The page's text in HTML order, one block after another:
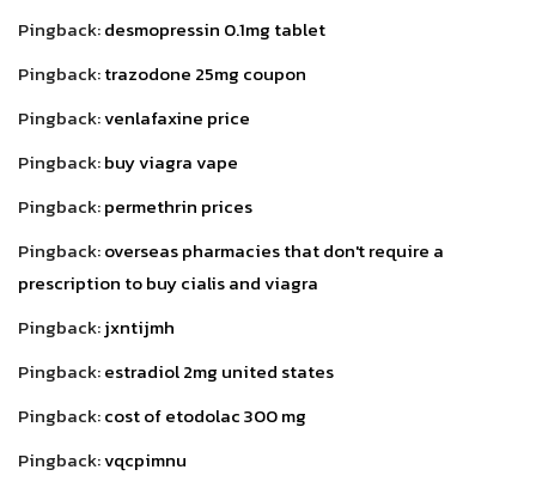
Pingback:desmopressin 0.1mg tablet
Pingback:trazodone 25mg coupon
Pingback:venlafaxine price
Pingback:buy viagra vape
Pingback:permethrin prices
Pingback:overseas pharmacies that don't require a
prescription to buy cialis and viagra
Pingback:jxntijmh
Pingback:estradiol 2mg united states
Pingback:cost of etodolac 300 mg
Pingback:vqcpimnu